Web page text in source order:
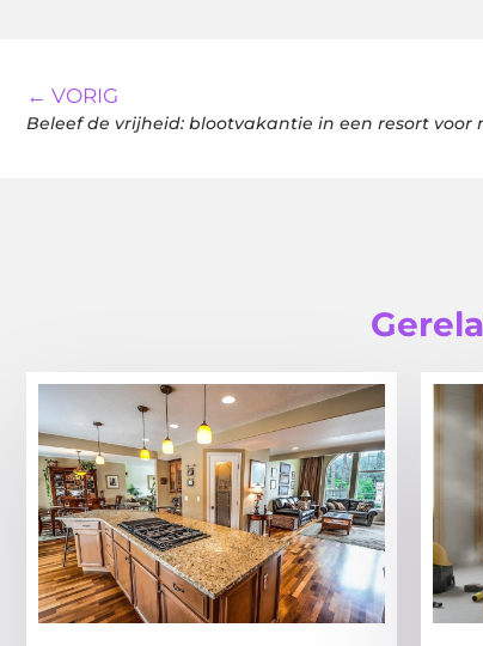
← VORIG
Beleef de vrijheid: blootvakantie in een resort voor